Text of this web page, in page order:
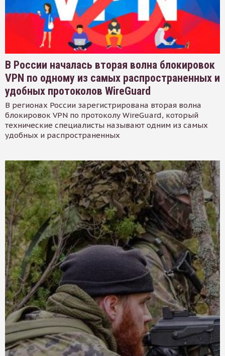
В России началась вторая волна блокировок
VPN по одному из самых распространенных и
удобных протоколов WireGuard
В регионах России зарегистрирована вторая волна
блокировок VPN по протоколу WireGuard, который
технические специалисты называют одним из самых
удобных и распространенных